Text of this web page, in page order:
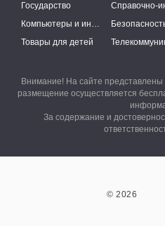
Государство
Компьютеры и интернет
Товары для детей
Внимание! На сайте представлены
размещение осуществляется
За содержание и
© 2026